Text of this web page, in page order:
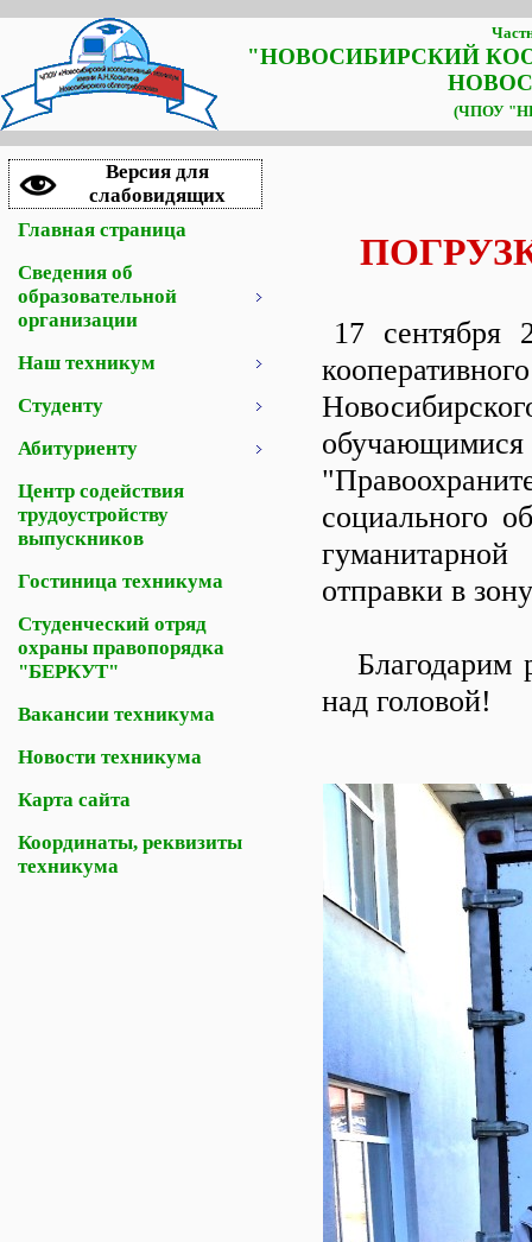
"НОВОСИБИРСКИЙ
(ЧПОУ
Версия для
слабовидящих
Главная страница
Сведения об
образовательной
организации
Наш техникум
Студенту
Абитуриенту
Центр содействия
трудоустройству
выпускников
Гостиница техникума
Студенческий отряд
охраны правопорядка
"БЕРКУТ"
Вакансии техникума
Новости техникума
Карта сайта
Координаты, реквизиты
техникума
17 сентября
социального
отправки в
Благодарим
над головой!